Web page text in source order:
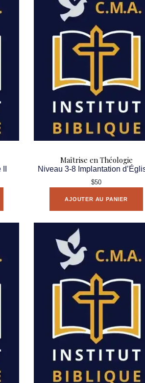
Maîtrise en Théologie
Niveau 3-8 Implantation
$50
AJOUTER AU PANIER